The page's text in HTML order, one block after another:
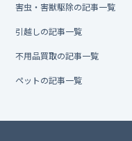
害虫・害獣駆除の記事一覧
引越しの記事一覧
不用品買取の記事一覧
ペットの記事一覧